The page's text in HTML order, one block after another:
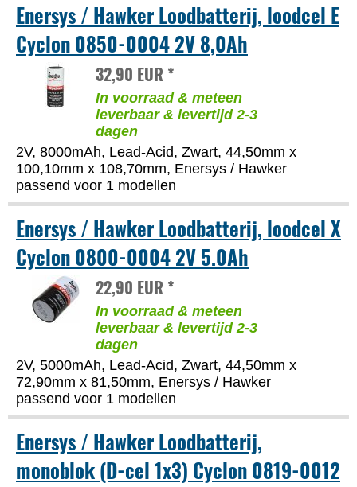
Enersys / Hawker Loodbatterij, loodcel E
Cyclon 0850-0004 2V 8,0Ah
32,90 EUR *
In voorraad & meteen
leverbaar & levertijd 2-3
dagen
2V, 8000mAh, Lead-Acid, Zwart, 44,50mm x
100,10mm x 108,70mm, Enersys / Hawker
passend voor 1 modellen
Enersys / Hawker Loodbatterij, loodcel X
Cyclon 0800-0004 2V 5.0Ah
22,90 EUR *
In voorraad & meteen
leverbaar & levertijd 2-3
dagen
2V, 5000mAh, Lead-Acid, Zwart, 44,50mm x
72,90mm x 81,50mm, Enersys / Hawker
passend voor 1 modellen
Enersys / Hawker Loodbatterij,
monoblok (D-cel 1x3) Cyclon 0819-0012